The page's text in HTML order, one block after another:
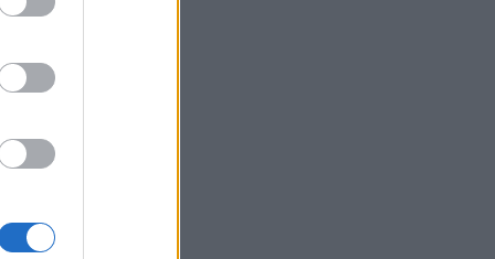
ο
έρευνας
εδώ
και
drones,